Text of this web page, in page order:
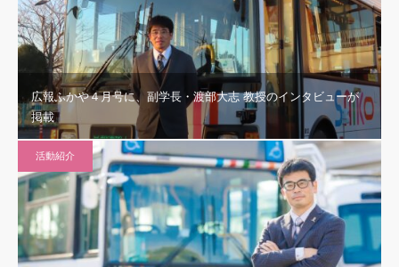
広報ふかや４月号に、副学長・渡部大志 教授のインタビューが
掲載
活動紹介